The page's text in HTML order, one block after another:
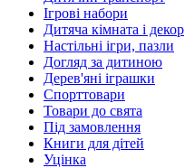
Ігрові набори
Дитяча кімната і декор
Настільні ігри, пазли
Догляд за дитиною
Дерев'яні іграшки
Спорттовари
Товари до свята
Під замовлення
Книги для дітей
Уцінка